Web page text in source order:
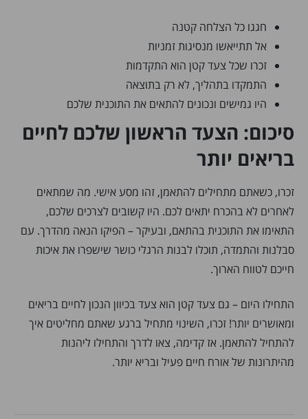
חגגו כל הצלחה קטנה
אל תתייאשו מנסיגות זמניות
זכרו שכל צעד קטן הוא התקדמות
התמקדו בתהליך, לא רק בתוצאה
היו גמישים ונכונים להתאים את התוכנית שלכם
סיכום: הצעד הראשון שלכם לחיים
בריאים יותר
זכרו, כשאתם מתחילים להתאמן, זהו מסע אישי. מה שמתאים
לאחרים לא בהכרח יתאים לכם. היו קשובים לצרכים שלכם,
התאימו את התוכנית בהתאם, ובעיקר – הפיקו הנאה מהדרך. עם
סבלנות והתמדה, תוכלו לבנות הרגלי כושר שישפרו את איכות
חייכם לטווח הארוך.
התחילו היום – גם צעד קטן הוא צעד בכיוון הנכון לחיים בריאים
ומאושרים יותר! זכרו, השינוי מתחיל ברגע שאתם מחליטים איך
להתחיל להתאמן. אז קדימה, צאו לדרך והתחילו ליהנות
מהיתרונות של אורח חיים פעיל ובריא יותר.